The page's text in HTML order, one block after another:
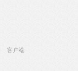
客户端